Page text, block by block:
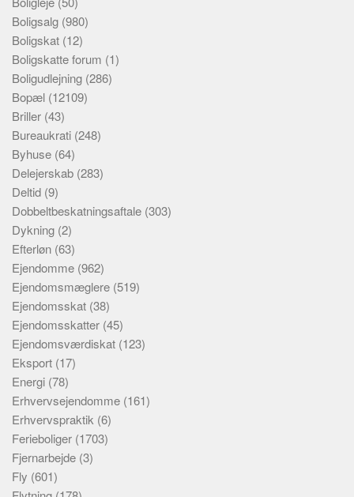
Boligsalg (980)
Boligskat (12)
Boligskatte forum (1)
Boligudlejning (286)
Bopæl (12109)
Briller (43)
Bureaukrati (248)
Byhuse (64)
Delejerskab (283)
Deltid (9)
Dobbeltbeskatningsaftale (303)
Dykning (2)
Efterløn (63)
Ejendomme (962)
Ejendomsmæglere (519)
Ejendomsskat (38)
Ejendomsskatter (45)
Ejendomsværdiskat (123)
Eksport (17)
Energi (78)
Erhvervsejendomme (161)
Erhvervspraktik (6)
Ferieboliger (1703)
Fjernarbejde (3)
Fly (601)